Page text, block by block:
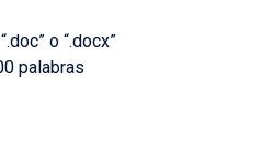
o “.docx”
palabras